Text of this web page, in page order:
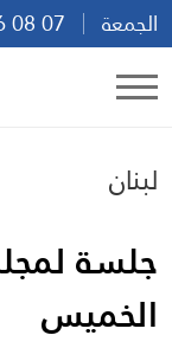
الجمعة
لبنان
جلسة
الخميس